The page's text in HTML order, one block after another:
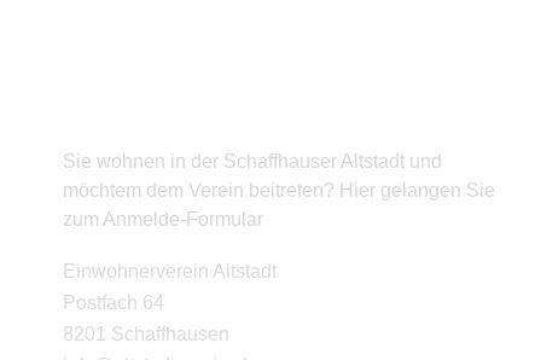
Sie wohnen in der Schaffhauser Altstadt und
möchtem dem Verein beitreten? Hier gelangen Sie
zum Anmelde-Formular
Einwohnerverein Altstadt
Postfach 64
8201 Schaffhausen